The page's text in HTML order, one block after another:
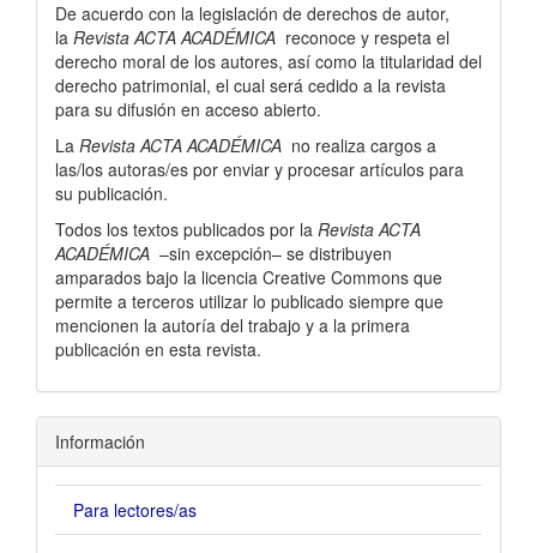
De acuerdo con la legislación de derechos de autor,
la Revista ACTA ACADÉMICA reconoce y respeta el
derecho moral de los autores, así­ como la titularidad del
derecho patrimonial, el cual será cedido a la revista
para su difusión en acceso abierto.
La Revista ACTA ACADÉMICA no realiza cargos a
las/los autoras/es por enviar y procesar artí­culos para
su publicación.
Todos los textos publicados por la Revista ACTA
ACADÉMICA –sin excepción– se distribuyen
amparados bajo la licencia Creative Commons que
permite a terceros utilizar lo publicado siempre que
mencionen la autorí­a del trabajo y a la primera
publicación en esta revista.
Información
Para lectores/as